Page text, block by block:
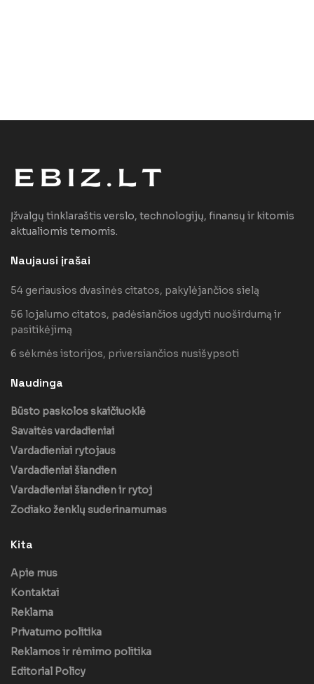
Įžvalgų tinklaraštis verslo, technologijų, finansų ir kitomis
aktualiomis temomis.
Naujausi įrašai
54 geriausios dvasinės citatos, pakylėjančios sielą
56 lojalumo citatos, padėsiančios ugdyti nuoširdumą ir
pasitikėjimą
6 sėkmės istorijos, priversiančios nusišypsoti
Naudinga
Būsto paskolos skaičiuoklė
Savaitės vardadieniai
Vardadieniai rytojaus
Vardadieniai šiandien
Vardadieniai šiandien ir rytoj
Zodiako ženklų suderinamumas
Kita
Apie mus
Kontaktai
Reklama
Privatumo politika
Reklamos ir rėmimo politika
Editorial Policy